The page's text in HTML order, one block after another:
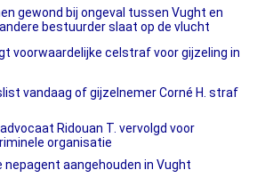
gewond bij ongeval tussen Vught en
bestuurder slaat op de vlucht
voorwaardelijke celstraf voor gijzeling in
vandaag of gijzelnemer Corné H. straf
Ridouan T. vervolgd voor
organisatie
nepagent aangehouden in Vught